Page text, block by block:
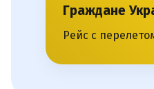
Граждане
Рейс с